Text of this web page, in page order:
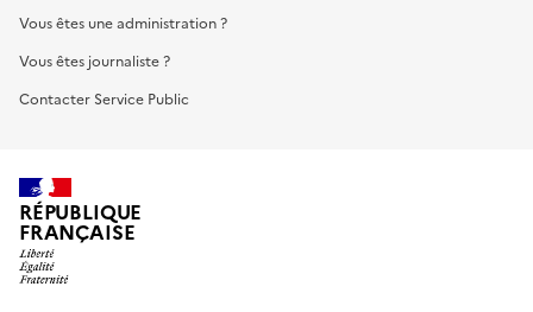
Vous êtes une administration ?
Vous êtes journaliste ?
Contacter Service Public
RÉPUBLIQUE
FRANÇAISE